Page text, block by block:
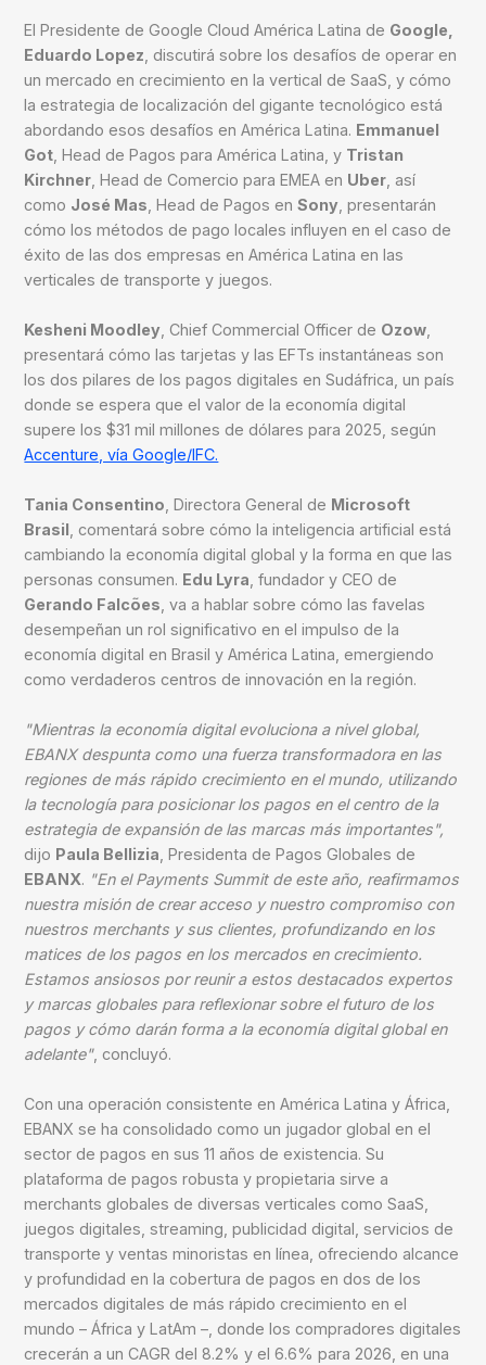
El Presidente de Google Cloud América Latina de Google,
Eduardo Lopez , discutirá sobre los desafíos de operar en
un mercado en crecimiento en la vertical de SaaS, y cómo
la estrategia de localización del gigante tecnológico está
abordando esos desafíos en América Latina. Emmanuel
Got , Head de Pagos para América Latina, y Tristan
Kirchner , Head de Comercio para EMEA en Uber , así
como José Mas , Head de Pagos enSony , presentarán
cómo los métodos de pago locales influyen en el caso de
éxito de las dos empresas en América Latina en las
verticales de transporte y juegos.
Kesheni Moodley , Chief Commercial Officer de Ozow
presentará cómo las tarjetas y las EFTs instantáneas son
los dos pilares de los pagos digitales en Sudáfrica, un país
donde se espera que el valor de la economía digital
supere los $31 mil millones de dólares para 2025, según
Accenture, vía Google/IFC.
Tania Consentino , Directora General de Microsoft
Brasil , comentará sobre cómo la inteligencia artificial está
cambiando la economía digital global y la forma en que las
personas consumen. Edu Lyra , fundador y CEO de
Gerando Falcões , va a hablar sobre cómo las favelas
desempeñan un rol significativo en el impulso de la
economía digital en Brasil y América Latina, emergiendo
como verdaderos centros de innovación en la región.
"Mientras la economía digital evoluciona a nivel global,
EBANX despunta como una fuerza transformadora en las
regiones de más rápido crecimiento en el mundo, utilizando
la tecnología para posicionar los pagos en el centro de la
estrategia de expansión de las marcas más importantes",
dijo Paula Bellizia , Presidenta de Pagos Globales de
EBANX. "En el Payments Summit de este año, reafirmamos
nuestra misión de crear acceso y nuestro compromiso con
nuestros merchants y sus clientes, profundizando en los
matices de los pagos en los mercados en crecimiento.
Estamos ansiosos por reunir a estos destacados expertos
y marcas globales para reflexionar sobre el futuro de los
pagos y cómo darán forma a la economía digital global en
adelante", concluyó.
Con una operación consistente en América Latina y África,
EBANX se ha consolidado como un jugador global en el
sector de pagos en sus 11 años de existencia. Su
plataforma de pagos robusta y propietaria sirve a
merchants globales de diversas verticales como SaaS,
juegos digitales, streaming, publicidad digital, servicios de
transporte y ventas minoristas en línea, ofreciendo alcance
y profundidad en la cobertura de pagos en dos de los
mercados digitales de más rápido crecimiento en el
mundo – África y LatAm –, donde los compradores digitales
crecerán a un CAGR del 8.2% y el 6.6% para 2026, en una